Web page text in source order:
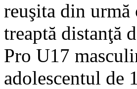
reuşita din
treaptă distanţă
Pro U17
adolescentul de